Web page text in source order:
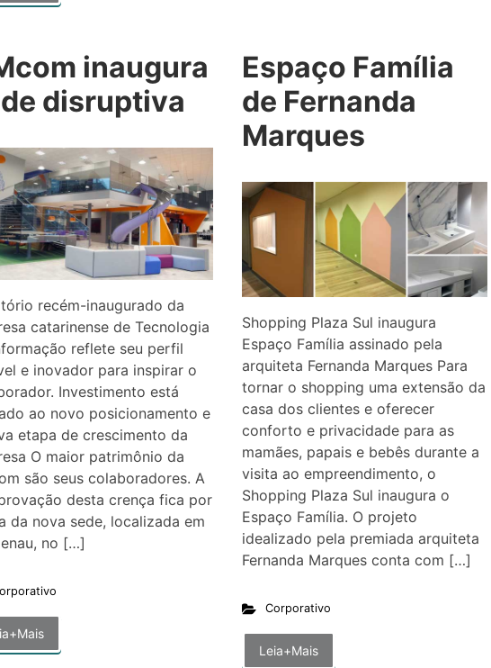
inaugura
disruptiva
recém-inaugurado da
catarinense de Tecnologia
reflete seu perfil
e inovador para inspirar o
Investimento está
ao novo posicionamento e
etapa de crescimento da
O maior patrimônio da
são seus colaboradores. A
desta crença fica por
da nova sede, localizada em
no […]
Espaço Família
de Fernanda
Marques
Shopping Plaza Sul inaugura
Espaço Família assinado pela
arquiteta Fernanda Marques Para
tornar o shopping uma extensão da
casa dos clientes e oferecer
conforto e privacidade para as
mamães, papais e bebês durante a
visita ao empreendimento, o
Shopping Plaza Sul inaugura o
Espaço Família. O projeto
idealizado pela premiada arquiteta
Fernanda Marques conta com […]
Corporativo
Leia+Mais